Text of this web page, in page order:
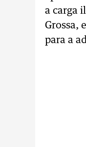
a carga
Grossa,
para a